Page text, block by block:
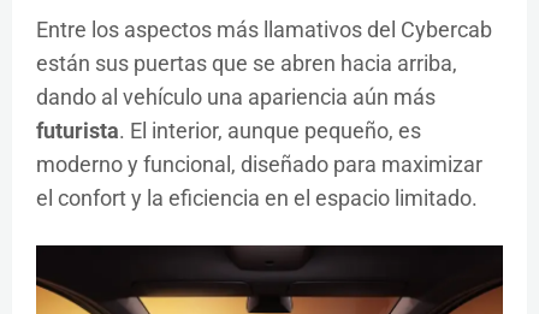
Entre los aspectos más llamativos del Cybercab
están sus puertas que se abren hacia arriba,
dando al vehículo una apariencia aún más
futurista. El interior, aunque pequeño, es
moderno y funcional, diseñado para maximizar
el confort y la eficiencia en el espacio limitado.